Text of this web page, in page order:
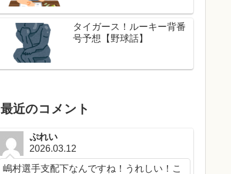
タイガース！ルーキー背番
号予想【野球話】
最近のコメント
ぷれい
2026.03.12
嶋村選手支配下なんですね！うれしい！こ